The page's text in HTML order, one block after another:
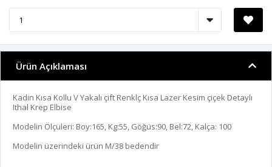
Ürün Açıklaması
Kadın Kısa Kollu V Yakalı çift Renklç Kısa Lazer Kesim çiçek Detaylı
Ithal Krep Elbise
Modelin Ölçüleri: Boy:165, Kg:55, Göğüs:90, Bel:72, Kalça: 100
Modelin üzerindeki ürün M/38 bedendir